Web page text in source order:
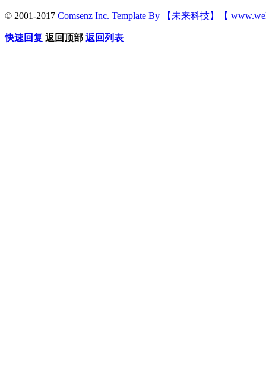
© 2001-2017 Comsenz Inc. Template By 【未来科技】【
快速回复 返回顶部 返回列表